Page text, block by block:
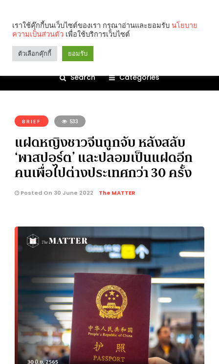
Search Categories
BRIEF 533
แฝดหญิงชาวจีนถูกจับ หลังสลับ
‘พาสปอร์ต’ และปลอมเป็นแฝดอีก
คนเพื่อไปต่างประเทศกว่า 30 ครั้ง
Posted On 30 June 2022 The MATTER
เราใช้คุ๊กกี้บนเว็บไซต์ของเรา กรุณาอ่านและยอมรับ นโยบาย
ความเป็นส่วนตัว เพื่อใช้บริการเว็บไซต์
ตัวเลือกคุ๊กกี้ ยอมรับ